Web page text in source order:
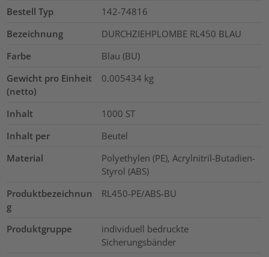
Bestell Typ
142-74816
Bezeichnung
DURCHZIEHPLOMBE RL450 BLAU
Farbe
Blau (BU)
Gewicht pro Einheit
(netto)
0.005434 kg
Inhalt 1000 ST
Inhalt per
Beutel
Material
Polyethylen (PE), Acrylnitril-Butadien-
Styrol (ABS)
Produktbezeichnun
g
RL450-PE/ABS-BU
Produktgruppe
individuell bedruckte
Sicherungsbänder